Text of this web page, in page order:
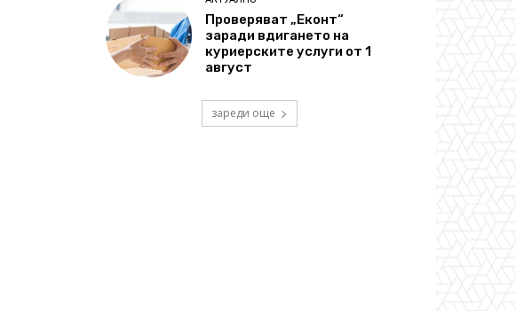
Проверяват „Еконт“
заради вдигането на
куриерските услуги от 1
август
зареди още